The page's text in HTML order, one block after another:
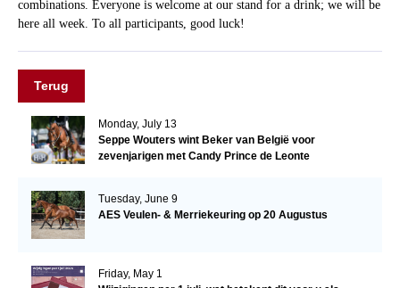
combinations. Everyone is welcome at our stand for a drink; we will be
here all week. To all participants, good luck!
Terug
Monday, July 13
Seppe Wouters wint Beker van België voor
zevenjarigen met Candy Prince de Leonte
Tuesday, June 9
AES Veulen- & Merriekeuring op 20 Augustus
Friday, May 1